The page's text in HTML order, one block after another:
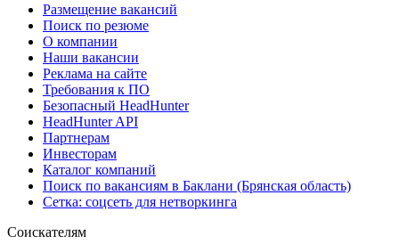
Размещение вакансий
Поиск по резюме
О компании
Наши вакансии
Реклама на сайте
Требования к ПО
Безопасный HeadHunter
HeadHunter API
Партнерам
Инвесторам
Каталог компаний
Поиск по вакансиям в Баклани (Брянская область)
Сетка: соцсеть для нетворкинга
Соискателям